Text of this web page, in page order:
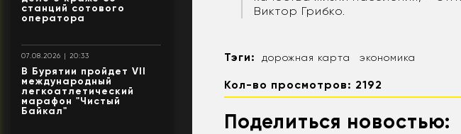
станций сотового
оператора
07.08.2026 | 20:33
В Бурятии пройдет VII
международный
легкоатлетический
марафон "Чистый
Байкал"
Виктор Грибко.
Тэги: дорожная карта экономика
Кол-во просмотров: 2192
Поделиться новостью: